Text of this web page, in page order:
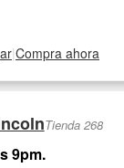
|Compra ahora
Tienda 268
9pm.